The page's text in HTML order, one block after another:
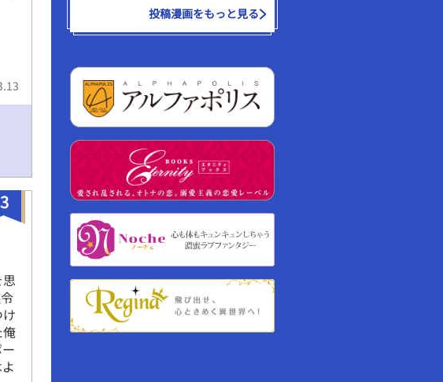
3
投稿漫画をもっと見る